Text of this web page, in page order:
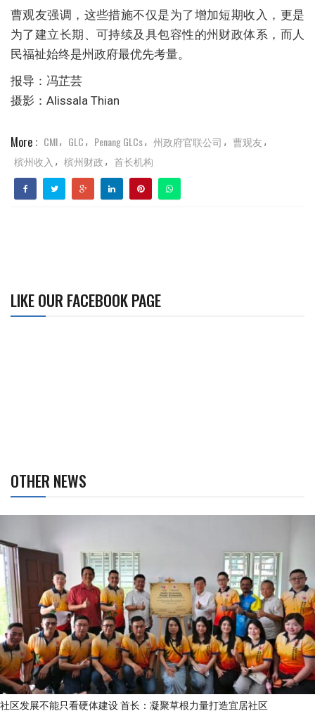
曹观友强调，这些措施不仅是为了增加短期收入，更是
为了建立长期、可持续及具包容性的州财政体系，而人
民福祉始终是州政府最优先考量。
报导：冯芷芸
摄影：Alissala Thian
More : CMI, GLC , Penang GLCs, 州政府官联公司 , 曹观友 ,
槟州收入 , 槟州财政 , 首长机构
LIKE OUR FACEBOOK PAGE
OTHER NEWS
社区发展不能只看硬体建设 首长：凝聚草根力量打造宜居社区